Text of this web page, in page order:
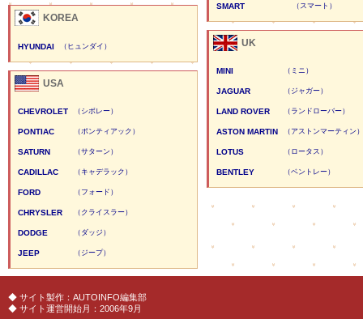
KOREA
HYUNDAI （ヒュンダイ）
USA
CHEVROLET （シボレー）
PONTIAC （ポンティアック）
SATURN （サターン）
CADILLAC （キャデラック）
FORD （フォード）
CHRYSLER （クライスラー）
DODGE （ダッジ）
JEEP （ジープ）
SMART （スマート）
UK
MINI （ミニ）
JAGUAR （ジャガー）
LAND ROVER （ランドローバー）
ASTON MARTIN （アストンマーティン）
LOTUS （ロータス）
BENTLEY （ベントレー）
◆ サイト製作：AUTOINFO編集部
◆ サイト運営開始月：2006年9月